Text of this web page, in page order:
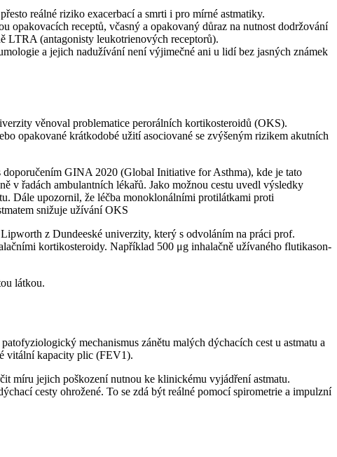
reálné riziko exacerbací a smrti i pro mírné astmatiky.
receptů, včasný a opakovaný důraz na nutnost dodržování
LTRA (antagonisty leukotrienových receptorů).
a jejich nadužívání není výjimečné ani u lidí bez jasných známek
věnoval problematice perorálních kortikosteroidů (OKS).
opakované krátkodobé užití asociované se zvýšeným rizikem akutních
GINA 2020 (Global Initiative for Asthma), kde je tato
v řadách ambulantních lékařů. Jako možnou cestu uvedl výsledky
Dále upozornil, že léčba monoklonálními protilátkami proti
snižuje užívání OKS
z Dundeeské univerzity, který s odvoláním na práci prof.
kortikosteroidy. Například 500 μg inhalačně užívaného flutikason-
látkou.
mechanismus zánětu malých dýchacích cest u astmatu a
vitální kapacity plic (FEV1).
míru jejich poškození nutnou ke klinickému vyjádření astmatu.
cesty ohrožené. To se zdá být reálné pomocí spirometrie a impulzní